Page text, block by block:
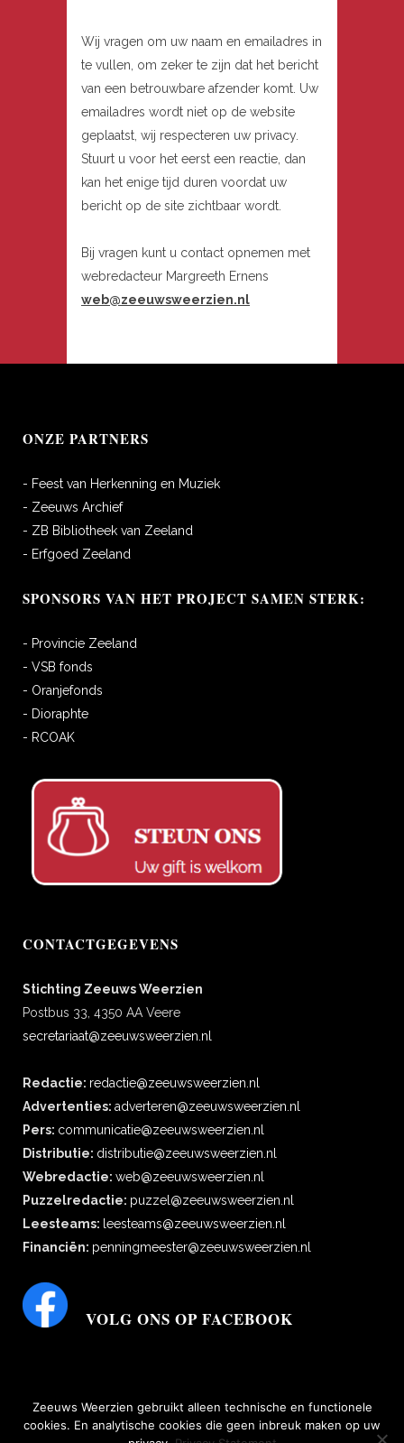
Wij vragen om uw naam en emailadres in
te vullen, om zeker te zijn dat het bericht
van een betrouwbare afzender komt. Uw
emailadres wordt niet op de website
geplaatst, wij respecteren uw privacy.
Stuurt u voor het eerst een reactie, dan
kan het enige tijd duren voordat uw
bericht op de site zichtbaar wordt.
Bij vragen kunt u contact opnemen met
webredacteur Margreeth Ernens
web@zeeuwsweerzien.nl
ONZE PARTNERS
- Feest van Herkenning en Muziek
- Zeeuws Archief
- ZB Bibliotheek van Zeeland
- Erfgoed Zeeland
SPONSORS VAN HET PROJECT SAMEN STERK:
- Provincie Zeeland
- VSB fonds
- Oranjefonds
- Dioraphte
- RCOAK
CONTACTGEGEVENS
Stichting Zeeuws Weerzien
Postbus 33, 4350 AA Veere
secretariaat@zeeuwsweerzien.nl
Redactie: redactie@zeeuwsweerzien.nl
Advertenties: adverteren@zeeuwsweerzien.nl
Pers: communicatie@zeeuwsweerzien.nl
Distributie: distributie@zeeuwsweerzien.nl
Webredactie: web@zeeuwsweerzien.nl
Puzzelredactie: puzzel@zeeuwsweerzien.nl
Leesteams: leesteams@zeeuwsweerzien.nl
Financiën: penningmeester@zeeuwsweerzien.nl
VOLG ONS OP FACEBOOK
Zeeuws Weerzien gebruikt alleen technische en functionele
cookies. En analytische cookies die geen inbreuk maken op uw